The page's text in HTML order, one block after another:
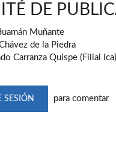
DE
Muñante
de la Piedra
Carranza Quispe (Filial Ica)
SESIÓN para comentar